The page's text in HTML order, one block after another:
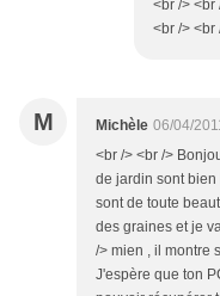
<br /> <br
<br /> <br
M Michèle 06/04/
<br /> <br />
de jardin sont
sont de toute
des graines et je
/> mien , il montre
J'espère que ton